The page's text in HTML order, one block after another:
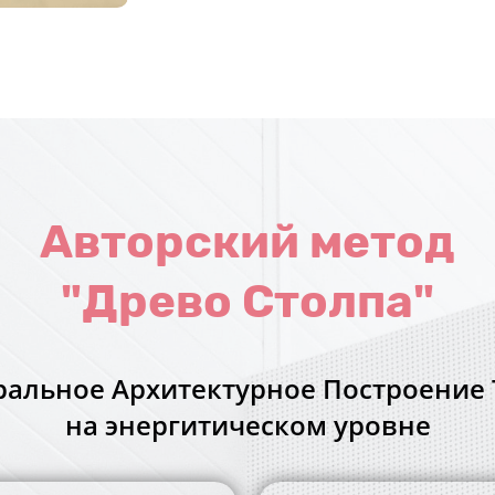
Авторский метод
"Древо Столпа"
Архитектурное Построение
на энергитическом уровне